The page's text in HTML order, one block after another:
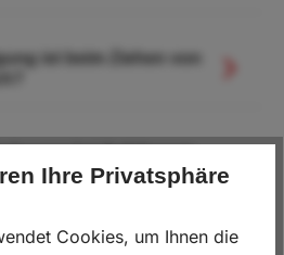
ist beim Ziehen von
für Anhänger zu achten?
Ihre Privatsphäre
Cookies, um Ihnen die